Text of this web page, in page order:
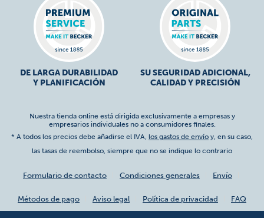
DE LARGA DURABILIDAD
Y PLANIFICACIÓN
SU SEGURIDAD ADICIONAL,
CALIDAD Y PRECISIÓN
Nuestra tienda online está dirigida exclusivamente a empresas y
empresarios individuales no a consumidores finales.
* A todos los precios debe añadirse el IVA, los gastos de envío y, en su caso,
las tasas de reembolso, siempre que no se indique lo contrario
Formulario de contacto Condiciones generales Envío
Métodos de pago Aviso legal Política de privacidad FAQ